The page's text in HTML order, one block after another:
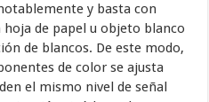
y basta con
de papel u objeto blanco
de blancos. De este modo,
de color se ajusta
el mismo nivel de señal